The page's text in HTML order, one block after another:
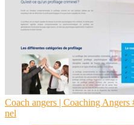
Coach angers | Coaching
nel